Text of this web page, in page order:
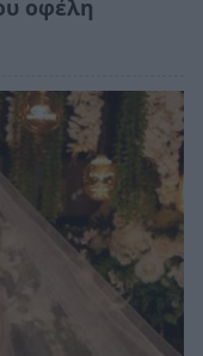
οφέλη